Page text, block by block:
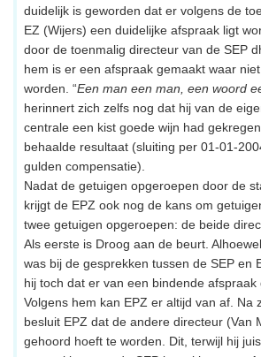
duidelijk is geworden dat er volgens de
EZ (Wijers) een duidelijke afspraak ligt
door de toenmalig directeur van de SEP
hem is er een afspraak gemaakt waar
worden. “Een man een man, een woord
herinnert zich zelfs nog dat hij van de
centrale een kist goede wijn had
behaalde resultaat (sluiting per 01-01-
gulden compensatie).
Nadat de getuigen opgeroepen door de
krijgt de EPZ ook nog de kans om
twee getuigen opgeroepen: de beide
Als eerste is Droog aan de beurt.
was bij de gesprekken tussen de SEP en
hij toch dat er van een bindende afspraak
Volgens hem kan EPZ er altijd van af. Na
besluit EPZ dat de andere directeur (Van
gehoord hoeft te worden. Dit, terwijl hij